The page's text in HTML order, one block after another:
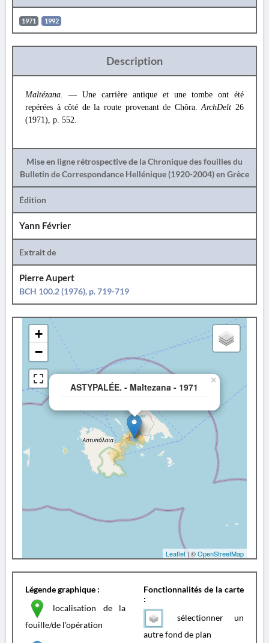
1971 1992
Description
Maltézana.
— Une carrière antique et une tombe ont été
repérées à côté de la route provenant de Chôra.ArchDelt 26
(1971), p. 552.
Mise en ligne rétrospective de la Chronique des fouilles du
Bulletin de Correspondance Hellénique (1920-2004) en Grèce
Édition
Yann Février
Extrait de
Pierre Aupert
BCH 100.2 (1976), p. 719-719
ASTYPALÉE. - Maltezana - 1971
×
+
−
Leaflet| ©OpenStreetMap
Légende graphique :
localisation de la
fouille/de l'opération
Fonctionnalités de la carte
:
sélectionner un
autre fond de plan